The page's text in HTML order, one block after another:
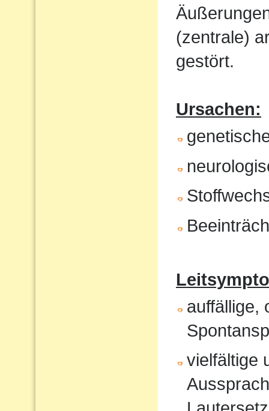
(zentrale)
gestört.
Ursachen:
auffällige,
vielfältige